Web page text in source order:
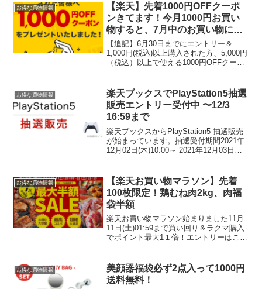
お得な買物情報
【楽天】先着1000円OFFクーポ
ンきてます！今月1000円お買い
物すると、7月中のお買い物に使
える1,000円OFFクーポンプレゼ
ント！
【追記】6月30日までにエントリー＆
1,000円(税込)以上購入された方、5,000円
（税込）以上で使える1000円OFFクーポ
確認！スーパーDEALでポイント7倍＋...
お得な買物情報
楽天ブックスでPlayStation5抽選
販売エントリー受付中 〜12/3
16:59まで
楽天ブックスからPlayStation5 抽選販売
が始まっています。抽選受付期間2021年
12月02日(木)10:00～ 2021年12月03日
ご案内...
お得な買物情報
【楽天お買い物マラソン】先着
100枚限定！鶏むね肉2kg、肉福
袋半額
楽天お買い物マラソン始まりました11月
11日(土)01:59まで買い回り＆ラクマ購入
でポイント最大1１倍！エントリーはこち
むね肉2kg、肉福袋半額半額クーポン対
象...
お得な買物情報
美顔器福袋必ず2点入って1000円
送料無料！